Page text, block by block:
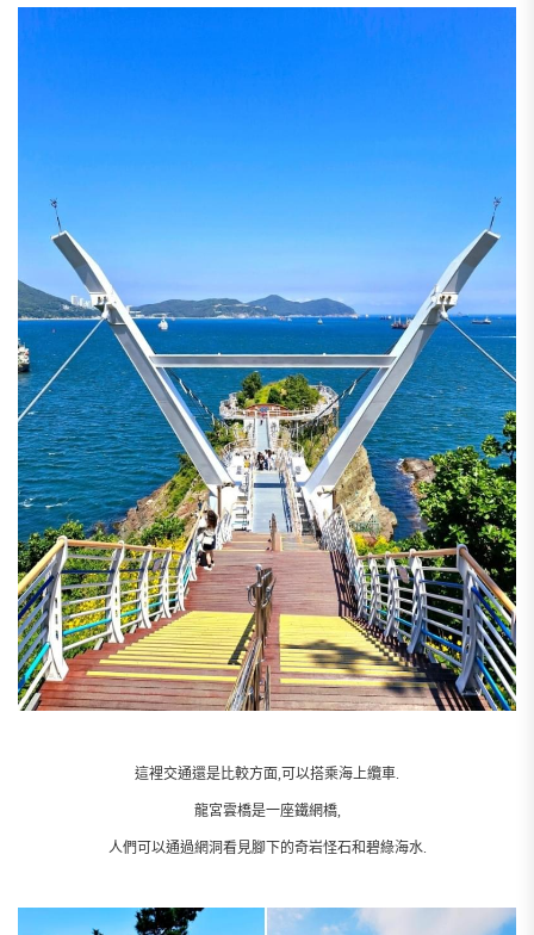
這裡交通還是比較方面,可以搭乘海上纜車.
龍宮雲橋是一座鐵網橋,
人們可以通過網洞看見腳下的奇岩怪石和碧綠海水.